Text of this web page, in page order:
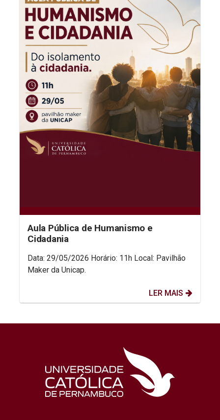
Aula Pública de Humanismo e
Cidadania
Data: 29/05/2026 Horário: 11h Local: Pavilhão
Maker da Unicap.
LER MAIS